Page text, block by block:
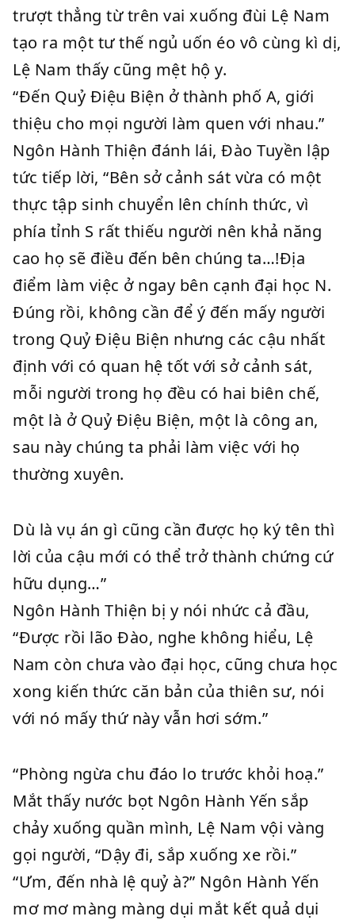
trượt thẳng từ trên vai xuống đùi Lệ Nam
tạo ra một tư thế ngủ uốn éo vô cùng kì dị,
Lệ Nam thấy cũng mệt hộ y.
“Đến Quỷ Điệu Biện ở thành phố A, giới
thiệu cho mọi người làm quen với nhau.”
Ngôn Hành Thiện đánh lái, Đào Tuyền lập
tức tiếp lời, “Bên sở cảnh sát vừa có một
thực tập sinh chuyển lên chính thức, vì
phía tỉnh S rất thiếu người nên khả năng
cao họ sẽ điều đến bên chúng ta…!Địa
điểm làm việc ở ngay bên cạnh đại học N.
Đúng rồi, không cần để ý đến mấy người
trong Quỷ Điệu Biện nhưng các cậu nhất
định với có quan hệ tốt với sở cảnh sát,
mỗi người trong họ đều có hai biên chế,
một là ở Quỷ Điệu Biện, một là công an,
sau này chúng ta phải làm việc với họ
thường xuyên.
Dù là vụ án gì cũng cần được họ ký tên thì
lời của cậu mới có thể trở thành chứng cứ
hữu dụng…”
Ngôn Hành Thiện bị y nói nhức cả đầu,
“Được rồi lão Đào, nghe không hiểu, Lệ
Nam còn chưa vào đại học, cũng chưa học
xong kiến thức căn bản của thiên sư, nói
với nó mấy thứ này vẫn hơi sớm.”
“Phòng ngừa chu đáo lo trước khỏi hoạ.”
Mắt thấy nước bọt Ngôn Hành Yến sắp
chảy xuống quần mình, Lệ Nam vội vàng
gọi người, “Dậy đi, sắp xuống xe rồi.”
“Ưm, đến nhà lệ quỷ à?” Ngôn Hành Yến
mơ mơ màng màng dụi mắt kết quả dụi